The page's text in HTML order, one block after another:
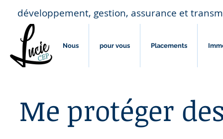
développement, gestion, assurance et
Nous pour vous Placements
Me protéger